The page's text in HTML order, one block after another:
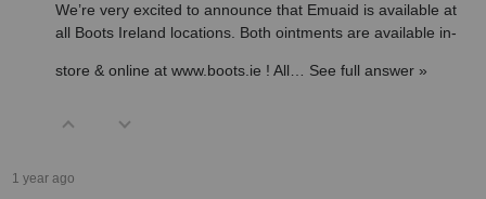
We’re very excited to announce that Emuaid is available at
all Boots Ireland locations. Both ointments are available in-
store & online atwww.boots.ie ! All… See full answer »
1 year ago